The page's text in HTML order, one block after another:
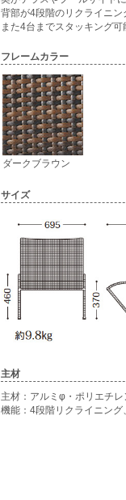
背部が4段階のリクライニン
また4台までスタッキング可
フレームカラー
ダークブラウン
サイズ
主材
主材：アルミφ・ポリエチ
機能：4段階リクライニング